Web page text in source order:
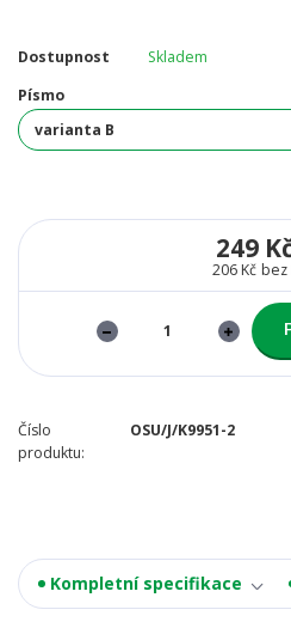
Dostupnost
Skladem
Písmo
249
206 Kč bez
Číslo
produktu:
OSU/J/K9951-2
Kompletní specifikace